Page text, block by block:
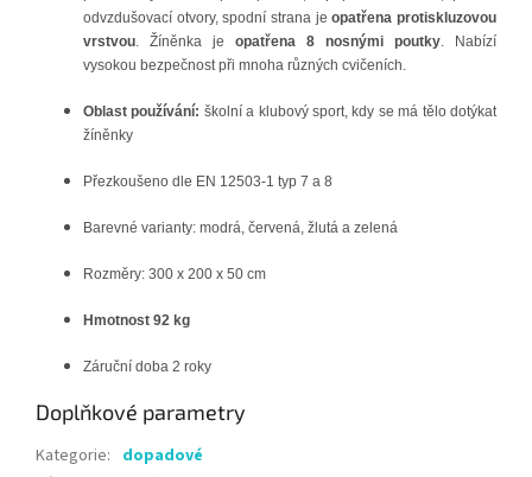
odvzdušovací otvory, spodní strana jeopatřena protiskluzovou
vrstvou. Žíněnka je opatřena 8 nosnými poutky. Nabízí
vysokou bezpečnost při mnoha různých cvičeních.
Oblast používání: školní a klubový sport, kdy se má tělo dotýkat
žíněnky
Přezkoušeno dle EN 12503-1 typ 7 a 8
Barevné varianty: modrá, červená, žlutá a zelená
Rozměry: 300 x 200 x 50 cm
Hmotnost 92 kg
Záruční doba 2 roky
Doplňkové parametry
Kategorie: dopadové